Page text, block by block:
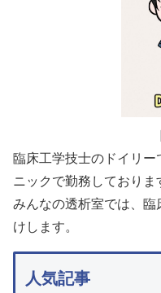
臨床工学技士のドイリー
ニックで勤務しておりま
みんなの透析室では、
けします。
人気記事